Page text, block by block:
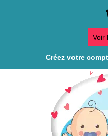
Voir
Créez votre